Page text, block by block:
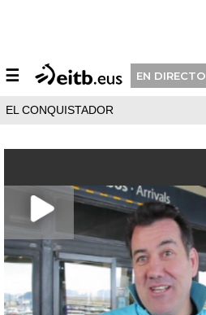
☰ EN DIRECTO
EL CONQUISTADOR